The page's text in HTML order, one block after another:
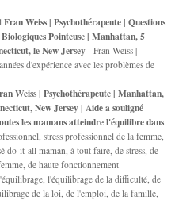
Fran Weiss | Psychothérapeute | Questions
Pointeuse | Manhattan, 5
le New Jersey - Fran Weiss |
d'expérience avec les problèmes de
Weiss | Psychothérapeute | Manhattan,
New Jersey | Aide a souligné
les mamans atteindre l'équilibre dans
stress professionnel de la femme,
do-it-all maman, à tout faire, de stress, de
de haute fonctionnement
l'équilibrage de la difficulté, de
de la loi, de l'emploi, de la famille,